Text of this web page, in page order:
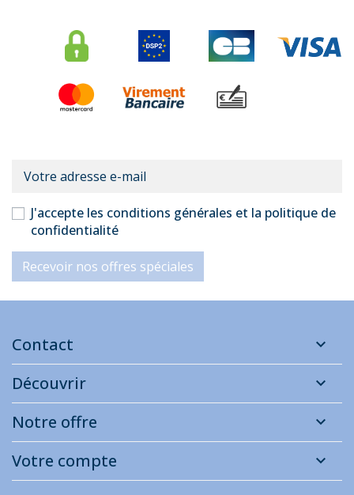
J'accepte les conditions générales et la politique de
confidentialité
Recevoir nos offres spéciales
Contact
Découvrir
Notre offre
Votre compte